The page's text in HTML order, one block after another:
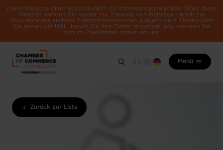
Diese Website dient ausschließlich zu Informationszwecken. Über diese
Website werden Sie weder zur Zahlung von Beiträgen noch zur
Durchführung anderer Finanztransaktionen aufgefordert. Überprüfen
Sie immer die URL, bevor Sie Ihre Daten eingeben, und wenden Sie
sich im Zweifelsfall direkt an uns.
Menü
Zurück zur Liste